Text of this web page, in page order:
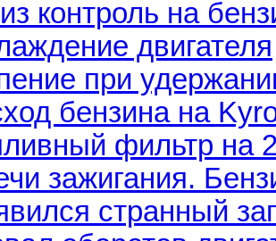
контроль на
двигателя
при
бензина на
фильтр на
зажигания.
странный